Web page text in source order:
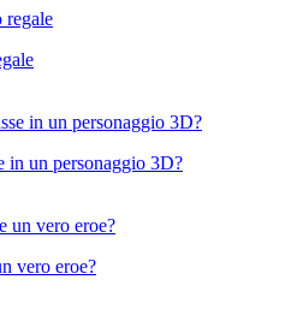
in un personaggio 3D?
vero eroe?